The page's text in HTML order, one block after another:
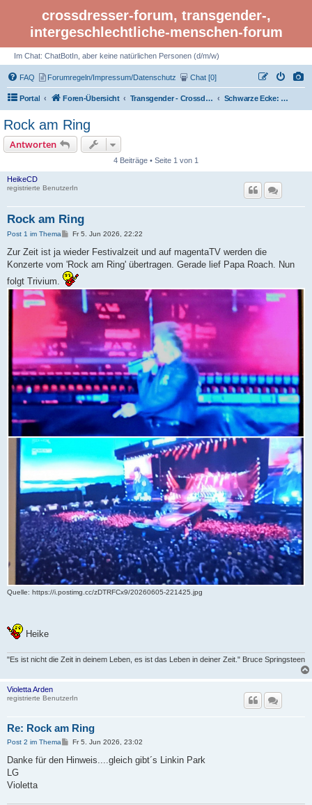
crossdresser-forum, transgender-,
intergeschlechtliche-menschen-forum
Im Chat: ChatBotIn, aber keine natürlichen Personen (d/m/w)
FAQ Forumregeln/Impressum/Datenschutz Chat [0]
Portal Foren-Übersicht Transgender - Crossdresser-Forum Schwarze Ecke: Gothic / Metal
Rock am Ring
Antworten
4 Beiträge • Seite 1 von 1
HeikeCD
registrierte BenutzerIn
Rock am Ring
Post 1 im Thema
B
i
r
a
g
Fr 5. Jun 2026, 22:22
Zur Zeit ist ja wieder Festivalzeit und auf magentaTV werden die
Konzerte vom 'Rock am Ring' übertragen. Gerade lief Papa Roach. Nun
folgt Trivium.
Quelle: https://i.postimg.cc/zDTRFCx9/20260605-221425.jpg
Heike
"Es ist nicht die Zeit in deinem Leben, es ist das Leben in deiner Zeit." Bruce Springsteen
Violetta Arden
registrierte BenutzerIn
Re: Rock am Ring
Post 2 im Thema
B
i
Fr 5. Jun 2026, 23:02
Danke für den Hinweis....gleich gibt´s Linkin Park
LG
Violetta